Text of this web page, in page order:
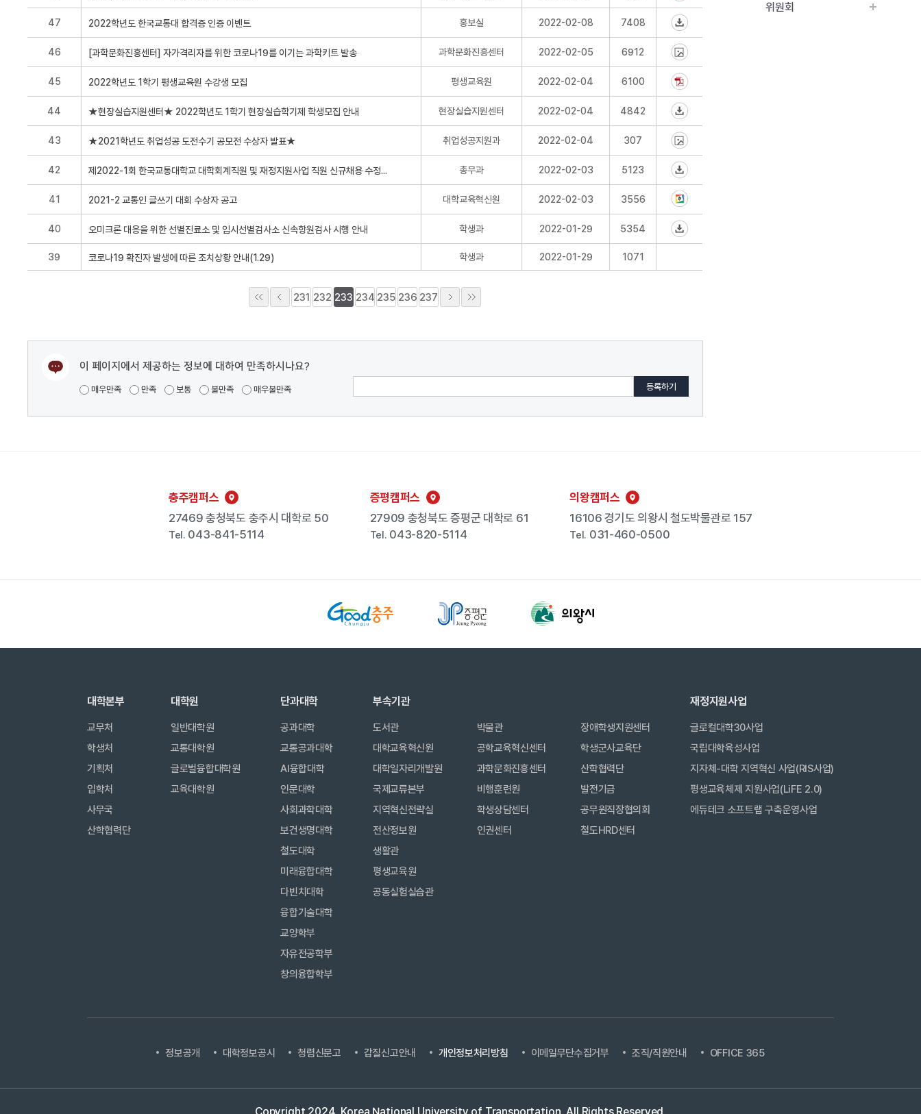
위원회
47 홍보실 2022-02-08 7408
46 과학문화진흥센터 2022-02-05 6912
45 평생교육원 2022-02-04 6100
44 현장실습지원센터 2022-02-04 4842
43 취업성공지원과 2022-02-04 307
42 총무과 2022-02-03 5123
41 대학교육혁신원 2022-02-03 3556
40 학생과 2022-01-29 5354
39 학생과 2022-01-29 1071
231 232 233 234 235 236 237
이 페이지에서 제공하는 정보에 대하여 만족하시나요?
매우만족 만족 보통 불만족 매우불만족
충주캠퍼스
27469 충청북도 충주시 대학로 50
Tel. 043-841-5114
증평캠퍼스
27909 충청북도 증평군 대학로 61
Tel. 043-820-5114
의왕캠퍼스
16106 경기도 의왕시 철도박물관로 157
Tel. 031-460-0500
대학본부
교무처
학생처
기획처
입학처
사무국
산학협력단
대학원
일반대학원
교통대학원
글로벌융합대학원
교육대학원
단과대학
공과대학
교통공과대학
AI융합대학
인문대학
사회과학대학
보건생명대학
철도대학
미래융합대학
다빈치대학
융합기술대학
교양학부
자유전공학부
창의융합학부
부속기관
도서관
대학교육혁신원
대학일자리개발원
국제교류본부
지역혁신전략실
전산정보원
생활관
평생교육원
공동실험실습관
박물관
공학교육혁신센터
과학문화진흥센터
비행훈련원
학생상담센터
인권센터
장애학생지원센터
학생군사교육단
산학협력단
발전기금
공무원직장협의회
철도HRD센터
재정지원사업
글로컬대학30사업
국립대학육성사업
지자체-대학 지역혁신 사업(RIS사업)
평생교육체제 지원사업(LiFE 2.0)
에듀테크 소프트랩 구축운영사업
정보공개 대학정보공시 청렴신문고 갑질신고안내 개인정보처리방침 이메일무단수집거부 조직/직원안내 OFFICE 365